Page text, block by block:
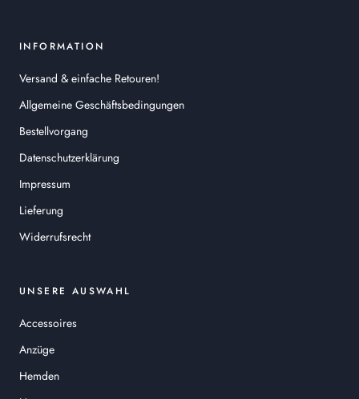
INFORMATION
Versand & einfache Retouren!
Allgemeine Geschäftsbedingungen
Bestellvorgang
Datenschutzerklärung
Impressum
Lieferung
Widerrufsrecht
UNSERE AUSWAHL
Accessoires
Anzüge
Hemden